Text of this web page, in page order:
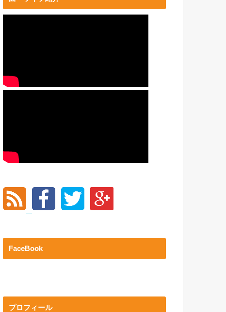
FaceBook
プロフィール